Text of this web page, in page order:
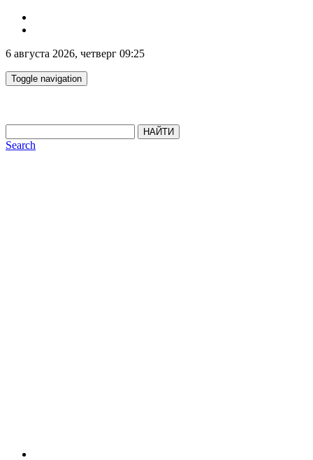
6 августа 2026, четверг 09:25
Toggle navigation
НАЙТИ
Search